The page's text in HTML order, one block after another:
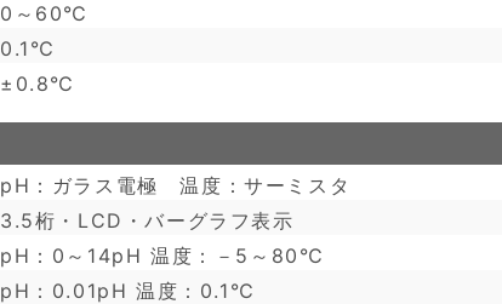
0～60℃
0.1℃
±0.8℃
pH：ガラス電極 温度：サーミスタ
3.5桁・LCD・バーグラフ表示
pH：0～14pH 温度：－5～80℃
pH：0.01pH 温度：0.1℃